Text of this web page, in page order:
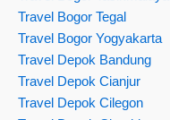
Travel Bogor Tegal
Travel Bogor Yogyakarta
Travel Depok Bandung
Travel Depok Cianjur
Travel Depok Cilegon